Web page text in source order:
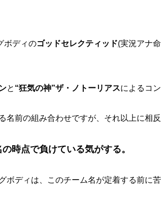
ボディのゴッドセレクティッド(実況アナ
と “狂気の神”ザ・ノトーリアスによるコン
名前の組み合わせですが、それ以上に相
時点で負けている気がする。
ボディは、このチーム名が定着する前に